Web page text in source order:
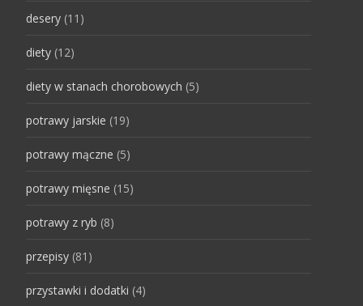
desery (11)
diety (12)
diety w stanach chorobowych (5)
potrawy jarskie (19)
potrawy mączne (5)
potrawy mięsne (15)
potrawy z ryb (8)
przepisy (81)
przystawki i dodatki (4)